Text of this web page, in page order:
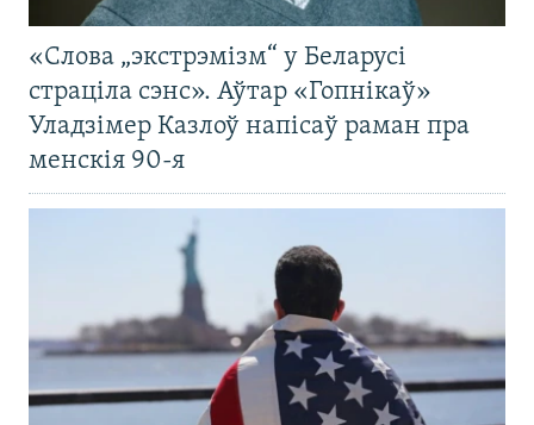
«Слова „экстрэмізм“ у Беларусі
страціла сэнс». Аўтар «Гопнікаў»
Уладзімер Казлоў напісаў раман пра
менскія 90-я